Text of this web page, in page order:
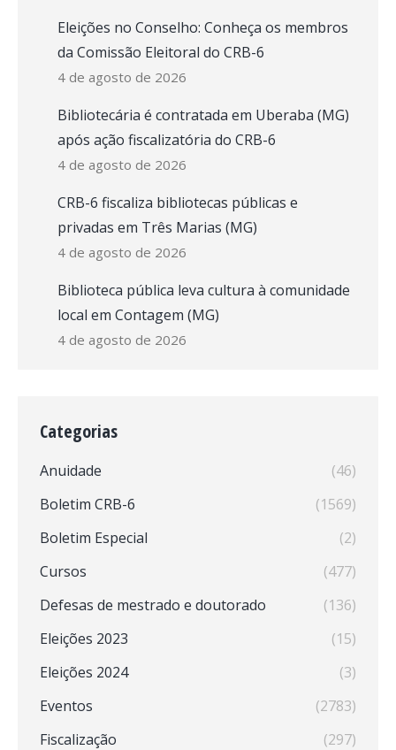
Eleições no Conselho: Conheça os membros
da Comissão Eleitoral do CRB-6
4 de agosto de 2026
Bibliotecária é contratada em Uberaba (MG)
após ação fiscalizatória do CRB-6
4 de agosto de 2026
CRB-6 fiscaliza bibliotecas públicas e
privadas em Três Marias (MG)
4 de agosto de 2026
Biblioteca pública leva cultura à comunidade
local em Contagem (MG)
4 de agosto de 2026
Categorias
Anuidade
(46)
Boletim CRB-6
(1569)
Boletim Especial
(2)
Cursos
(477)
Defesas de mestrado e doutorado
(136)
Eleições 2023
(15)
Eleições 2024
(3)
Eventos
(2783)
Fiscalização
(297)